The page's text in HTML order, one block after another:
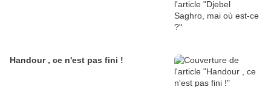
Handour , ce n'est pas fini !